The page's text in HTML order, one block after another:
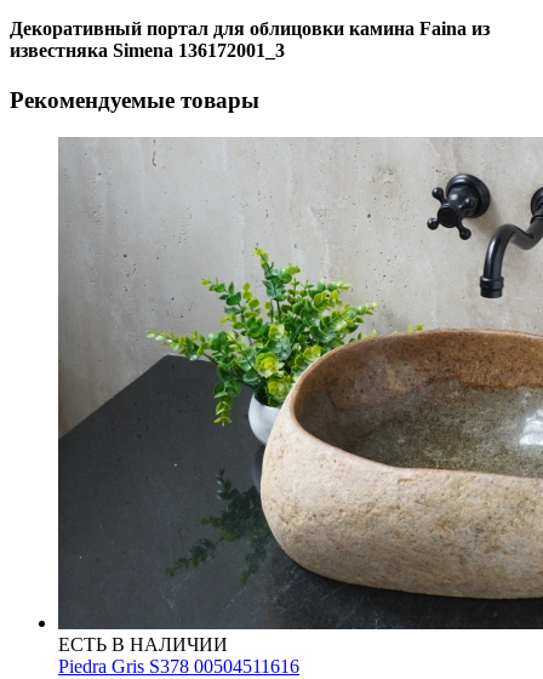
Декоративный портал для облицовки камина Faina из
известняка Simena 136172001_3
Рекомендуемые товары
ЕСТЬ В НАЛИЧИИ
Piedra Gris S378 00504511616